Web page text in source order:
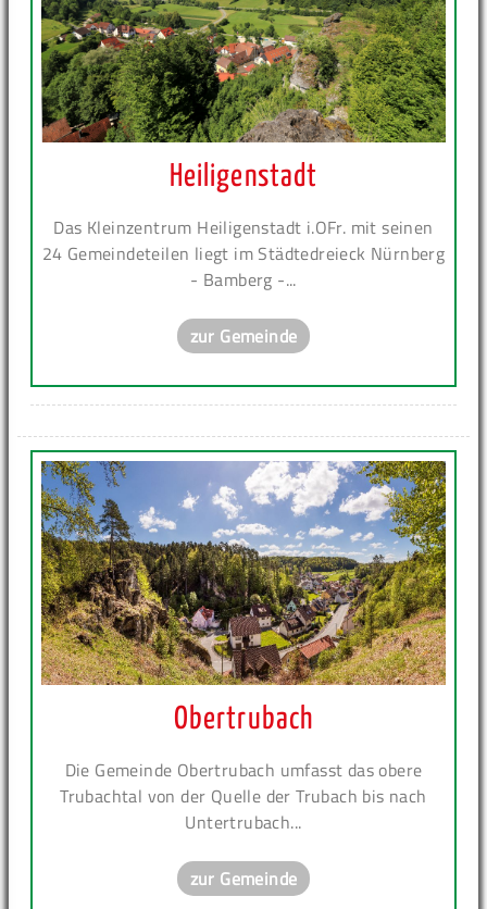
Heiligenstadt
Das Kleinzentrum Heiligenstadt i.OFr. mit seinen
24 Gemeindeteilen liegt im Städtedreieck Nürnberg
- Bamberg -...
zur Gemeinde
Obertrubach
Die Gemeinde Obertrubach umfasst das obere
Trubachtal von der Quelle der Trubach bis nach
Untertrubach...
zur Gemeinde